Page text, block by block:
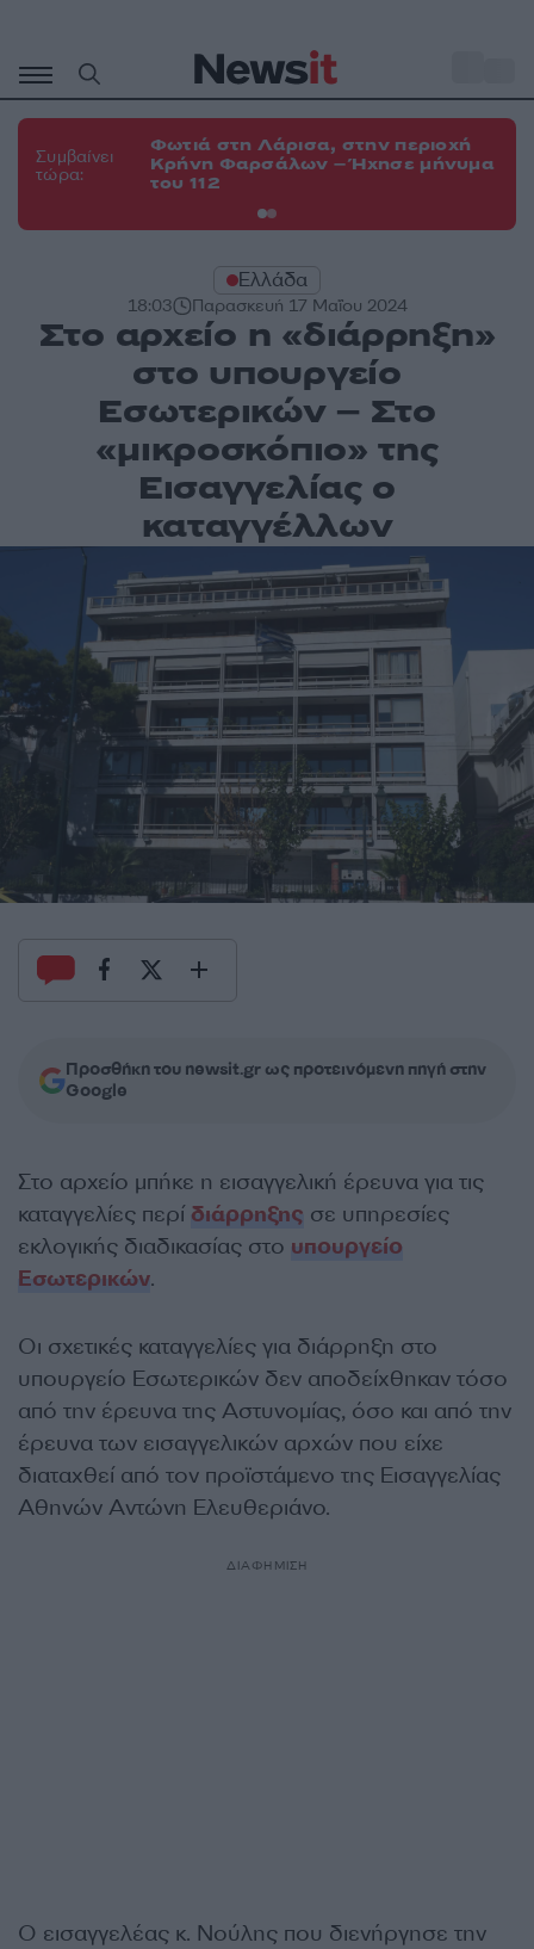
περιεχόμενο
Συμβαίνει
τώρα:
Φωτιά στη Λάρισα, στην περιοχή
Κρήνη Φαρσάλων – Ήχησε μήνυμα
του 112
Ελλάδα
18:03 Παρασκευή 17 Μαΐου 2024
Στο αρχείο η «διάρρηξη»
στο υπουργείο
Εσωτερικών – Στο
«μικροσκόπιο» της
Εισαγγελίας ο
καταγγέλλων
Προσθήκη του newsit.gr ως προτεινόμενη πηγή στην
Google
Στο αρχείο μπήκε η εισαγγελική έρευνα για τις
καταγγελίες περί διάρρηξης σε υπηρεσίες
εκλογικής διαδικασίας στο υπουργείο
Εσωτερικών.
Οι σχετικές καταγγελίες για διάρρηξη στο
υπουργείο Εσωτερικών δεν αποδείχθηκαν τόσο
από την έρευνα της Αστυνομίας, όσο και από την
έρευνα των εισαγγελικών αρχών που είχε
διαταχθεί από τον προϊστάμενο της Εισαγγελίας
Αθηνών Αντώνη Ελευθεριάνο.
ΔΙΑΦΗΜΙΣΗ
Ο εισαγγελέας κ. Νούλης που διενήργησε την